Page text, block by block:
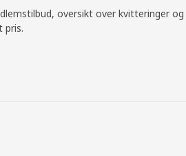
oversikt over kvitteringer og
pris.